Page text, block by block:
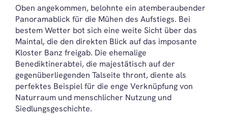
Oben angekommen, belohnte ein atemberaubender
Panoramablick für die Mühen des Aufstiegs. Bei
bestem Wetter bot sich eine weite Sicht über das
Maintal, die den direkten Blick auf das imposante
Kloster Banz freigab. Die ehemalige
Benediktinerabtei, die majestätisch auf der
gegenüberliegenden Talseite thront, diente als
perfektes Beispiel für die enge Verknüpfung von
Naturraum und menschlicher Nutzung und
Siedlungsgeschichte.